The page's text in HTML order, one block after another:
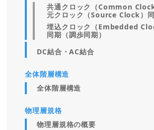
共通クロック（Common
元クロック（Source Clock）
埋込クロック（Embedded
同期（調歩同期）
DC結合・AC結合
全体階層構造
全体階層構造
物理層規格
物理層規格の概要